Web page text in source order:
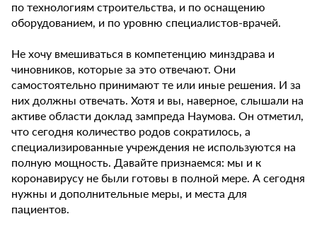
по технологиям строительства, и по оснащению
оборудованием, и по уровню специалистов-врачей.
Не хочу вмешиваться в компетенцию минздрава и
чиновников, которые за это отвечают. Они
самостоятельно принимают те или иные решения. И за
них должны отвечать. Хотя и вы, наверное, слышали на
активе области доклад зампреда Наумова. Он отметил,
что сегодня количество родов сократилось, а
специализированные учреждения не используются на
полную мощность. Давайте признаемся: мы и к
коронавирусу не были готовы в полной мере. А сегодня
нужны и дополнительные меры, и места для
пациентов.